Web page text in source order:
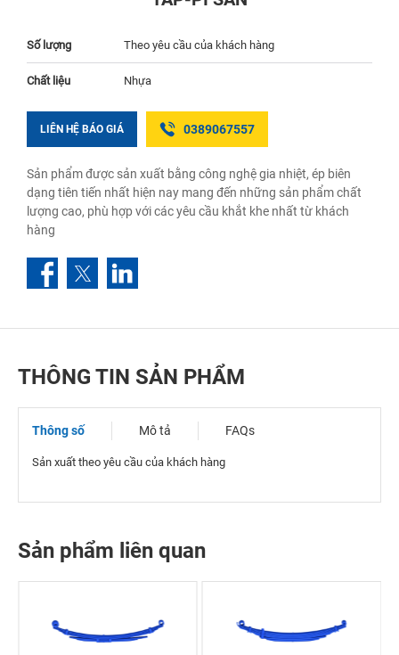
Số lượng Theo yêu cầu của khách hàng
Chất liệu Nhựa
LIÊN HỆ BÁO GIÁ 0389067557
Sản phẩm được sản xuất bằng công nghệ gia nhiệt, ép biên
dạng tiên tiến nhất hiện nay mang đến những sản phẩm chất
lượng cao, phù hợp với các yêu cầu khắt khe nhất từ khách
hàng
THÔNG TIN SẢN PHẨM
Thông số Mô tả FAQs
Sản xuất theo yêu cầu của khách hàng
Sản phẩm liên quan